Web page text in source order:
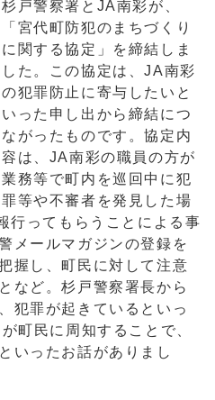
杉戸警察署とJA南彩が、
「宮代町防犯のまちづくり
に関する協定」を締結しま
した。この協定は、JA南彩
の犯罪防止に寄与したいと
いった申し出から締結につ
ながったものです。協定内
容は、JA南彩の職員の方が
業務等で町内を巡回中に犯
罪等や不審者を発見した場
行ってもらうことによる事
メールマガジンの登録を
握し、町民に対して注意
など。杉戸警察署長から
犯罪が起きているといっ
町民に周知することで、
いったお話がありまし